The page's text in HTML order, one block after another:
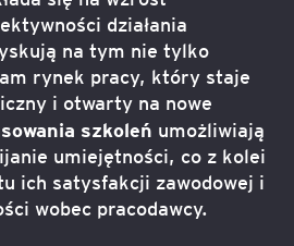
działania
na tym nie tylko
rynek pracy, który staje
i otwarty na nowe
szkoleń umożliwiają
umiejętności, co z kolei
ich satysfakcji zawodowej i
wobec pracodawcy.